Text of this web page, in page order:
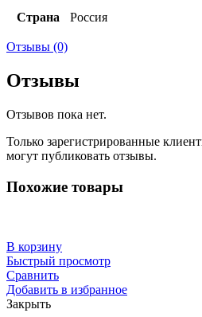
Страна Россия
Отзывы (0)
Отзывы
Отзывов пока нет.
Только зарегистрированные
могут публиковать отзывы.
Похожие товары
В корзину
Быстрый просмотр
Сравнить
Добавить в избранное
Закрыть